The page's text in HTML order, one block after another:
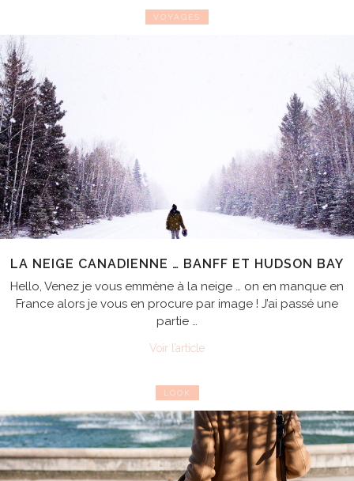
VOYAGES
LA NEIGE CANADIENNE … BANFF ET HUDSON BAY
Hello, Venez je vous emmène à la neige … on en manque en
France alors je vous en procure par image ! J’ai passé une
partie …
Voir l’article
LOOK